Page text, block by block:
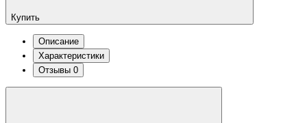
Купить
Описание
Характеристики
Отзывы 0